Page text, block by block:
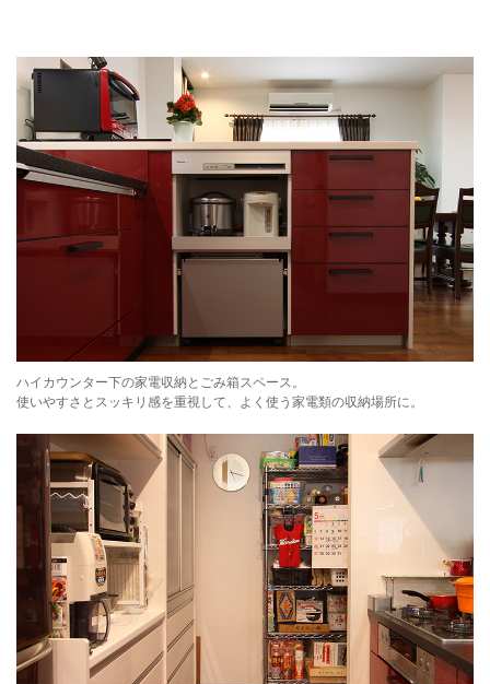
ハイカウンター下の家電収納とごみ箱スペース。
使いやすさとスッキリ感を重視して、よく使う家電類の収納場所に。